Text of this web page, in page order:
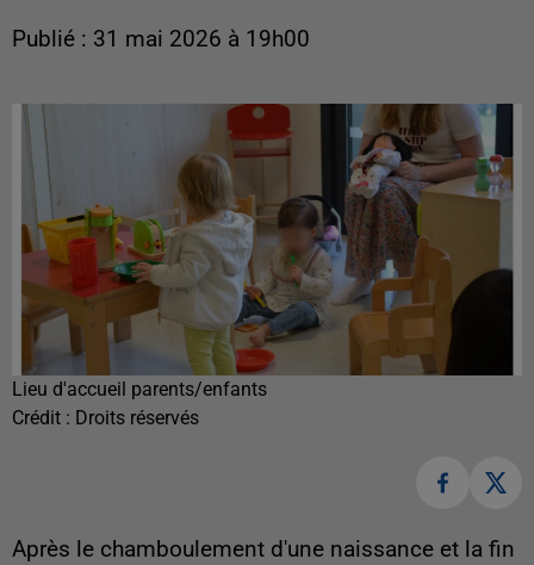
Publié : 31 mai 2026 à 19h00
Lieu d'accueil parents/enfants
Crédit : Droits réservés
Après le chamboulement d'une naissance et la fin